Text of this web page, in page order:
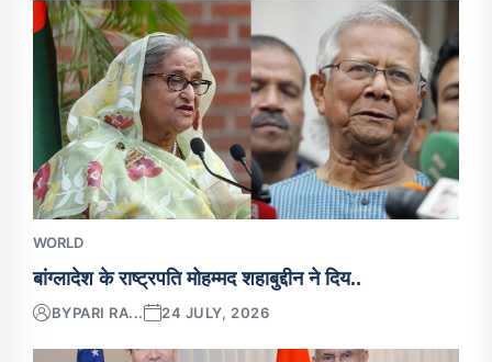
WORLD
बांग्लादेश के राष्ट्रपति मोहम्मद शहाबुद्दीन ने दिय..
BYPARI RA... 24 JULY, 2026